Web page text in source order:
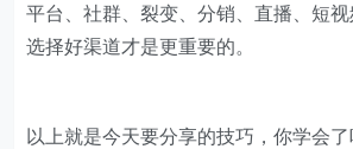
平台、社群、裂变、分销、直播、短
选择好渠道才是更重要的。
以上就是今天要分享的技巧，你学会